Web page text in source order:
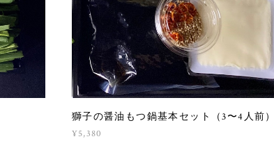
獅子の醤油もつ鍋基本セット（3〜4人前）
¥5,380